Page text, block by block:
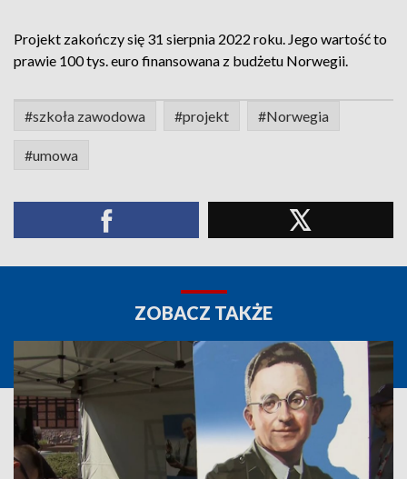
Projekt zakończy się 31 sierpnia 2022 roku. Jego wartość to
prawie 100 tys. euro finansowana z budżetu Norwegii.
#szkoła zawodowa #projekt #Norwegia
#umowa
ZOBACZ TAKŻE